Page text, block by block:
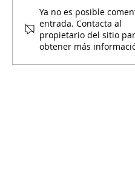
Mario Bros con
Amigos
Ya no es posible
entrada. Contacta al
propietario del sitio
obtener más